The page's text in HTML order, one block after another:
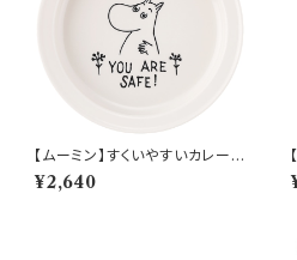
【ムーミン】すくいやすいカレー皿
（ムーミン）【MM9000】MM9
001-320
¥2,640